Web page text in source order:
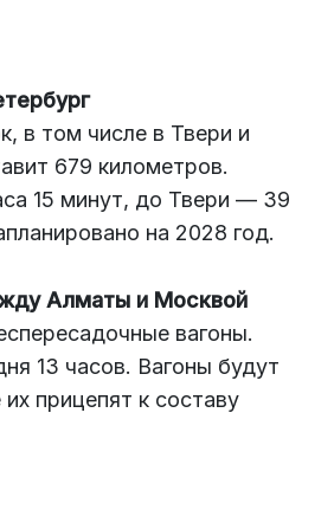
в том числе в Твери и
679 километров.
15 минут, до Твери — 39
на 2028 год.
Алматы и Москвой
вагоны.
13 часов. Вагоны будут
прицепят к составу